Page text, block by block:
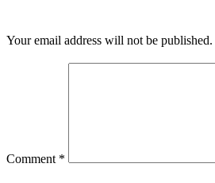
Your email address will not be published.
Comment *